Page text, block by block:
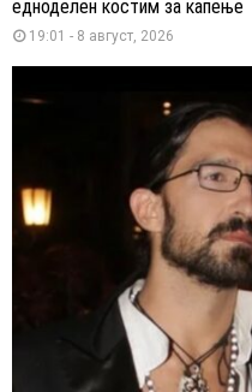
едноделен костим за капење
19:01 - 8 август, 2026